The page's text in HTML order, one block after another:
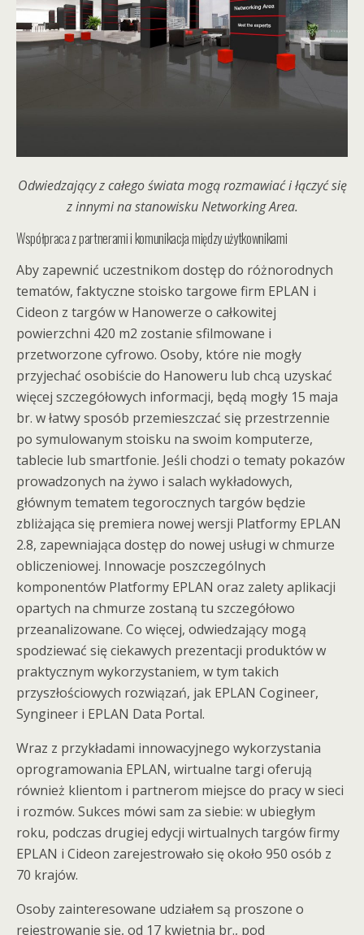
Odwiedzający z całego świata mogą rozmawiać i łączyć się
z innymi na stanowisku Networking Area.
Współpraca z partnerami i komunikacja między użytkownikami
Aby zapewnić uczestnikom dostęp do różnorodnych
tematów, faktyczne stoisko targowe firm EPLAN i
Cideon z targów w Hanowerze o całkowitej
powierzchni 420 m2 zostanie sfilmowane i
przetworzone cyfrowo. Osoby, które nie mogły
przyjechać osobiście do Hanoweru lub chcą uzyskać
więcej szczegółowych informacji, będą mogły 15 maja
br. w łatwy sposób przemieszczać się przestrzennie
po symulowanym stoisku na swoim komputerze,
tablecie lub smartfonie. Jeśli chodzi o tematy pokazów
prowadzonych na żywo i salach wykładowych,
głównym tematem tegorocznych targów będzie
zbliżająca się premiera nowej wersji Platformy EPLAN
2.8, zapewniająca dostęp do nowej usługi w chmurze
obliczeniowej. Innowacje poszczególnych
komponentów Platformy EPLAN oraz zalety aplikacji
opartych na chmurze zostaną tu szczegółowo
przeanalizowane. Co więcej, odwiedzający mogą
spodziewać się ciekawych prezentacji produktów w
praktycznym wykorzystaniem, w tym takich
przyszłościowych rozwiązań, jak EPLAN Cogineer,
Syngineer i EPLAN Data Portal.
Wraz z przykładami innowacyjnego wykorzystania
oprogramowania EPLAN, wirtualne targi oferują
również klientom i partnerom miejsce do pracy w sieci
i rozmów. Sukces mówi sam za siebie: w ubiegłym
roku, podczas drugiej edycji wirtualnych targów firmy
EPLAN i Cideon zarejestrowało się około 950 osób z
70 krajów.
Osoby zainteresowane udziałem są proszone o
rejestrowanie się, od 17 kwietnia br., pod